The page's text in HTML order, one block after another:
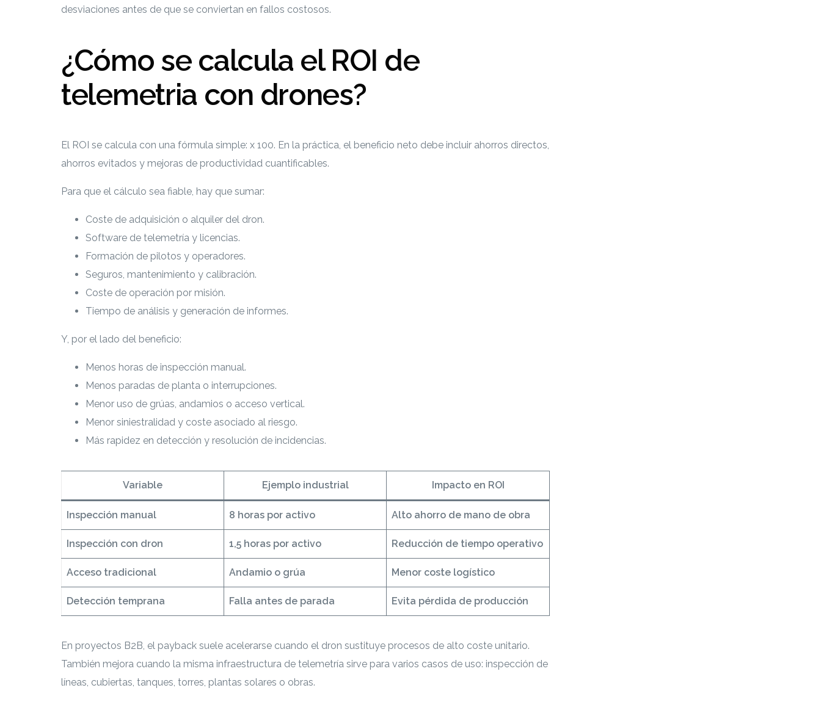
desviaciones antes de que se conviertan en fallos costosos.
¿Cómo se calcula el ROI de
telemetria con drones?
El ROI se calcula con una fórmula simple: x 100. En la práctica, el beneficio neto debe incluir ahorros directos,
ahorros evitados y mejoras de productividad cuantificables.
Para que el cálculo sea fiable, hay que sumar:
Coste de adquisición o alquiler del dron.
Software de telemetría y licencias.
Formación de pilotos y operadores.
Seguros, mantenimiento y calibración.
Coste de operación por misión.
Tiempo de análisis y generación de informes.
Y, por el lado del beneficio:
Menos horas de inspección manual.
Menos paradas de planta o interrupciones.
Menor uso de grúas, andamios o acceso vertical.
Menor siniestralidad y coste asociado al riesgo.
Más rapidez en detección y resolución de incidencias.
Variable Ejemplo industrial Impacto en ROI
Inspección manual 8 horas por activo Alto ahorro de mano de obra
Inspección con dron 1,5 horas por activo Reducción de tiempo operativo
Acceso tradicional Andamio o grúa Menor coste logístico
Detección temprana Falla antes de parada Evita pérdida de producción
En proyectos B2B, el payback suele acelerarse cuando el dron sustituye procesos de alto coste unitario.
También mejora cuando la misma infraestructura de telemetría sirve para varios casos de uso: inspección de
líneas, cubiertas, tanques, torres, plantas solares o obras.